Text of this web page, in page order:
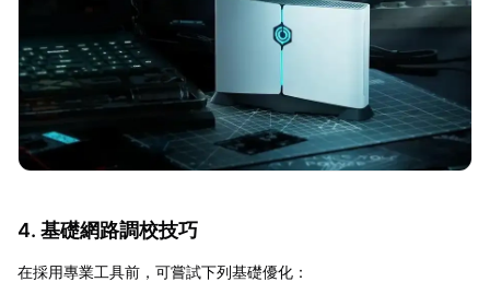
4. 基礎網路調校技巧
在採用專業工具前，可嘗試下列基礎優化：